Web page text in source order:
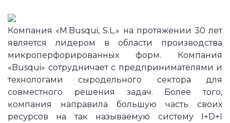
Компания «M.Busqui, S.L.» на протяжении 30 лет
является лидером в области производства
микроперфорированных форм. Компания
«Busqui» сотрудничает с предпринимателями и
технологами сыродельного сектора для
совместного решения задач. Более того,
компания направила большую часть своих
ресурсов на так называемую систему I+D+I